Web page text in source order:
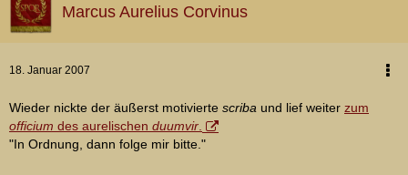
Marcus Aurelius Corvinus
18. Januar 2007
Wieder nickte der äußerst motivierte scriba und lief weiter zum
officium des aurelischen duumvir
"In Ordnung, dann folge mir bitte."